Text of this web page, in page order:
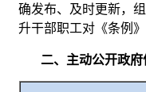
确发布、及时更新，
升干部职工对《条例
二、主动公开政